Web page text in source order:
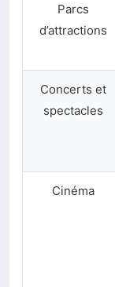
Parcs
d’attractions
Concerts et
spectacles
Cinéma